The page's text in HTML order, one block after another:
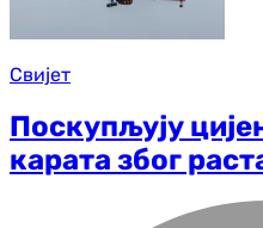
Свијет
Поскупљују
карата због